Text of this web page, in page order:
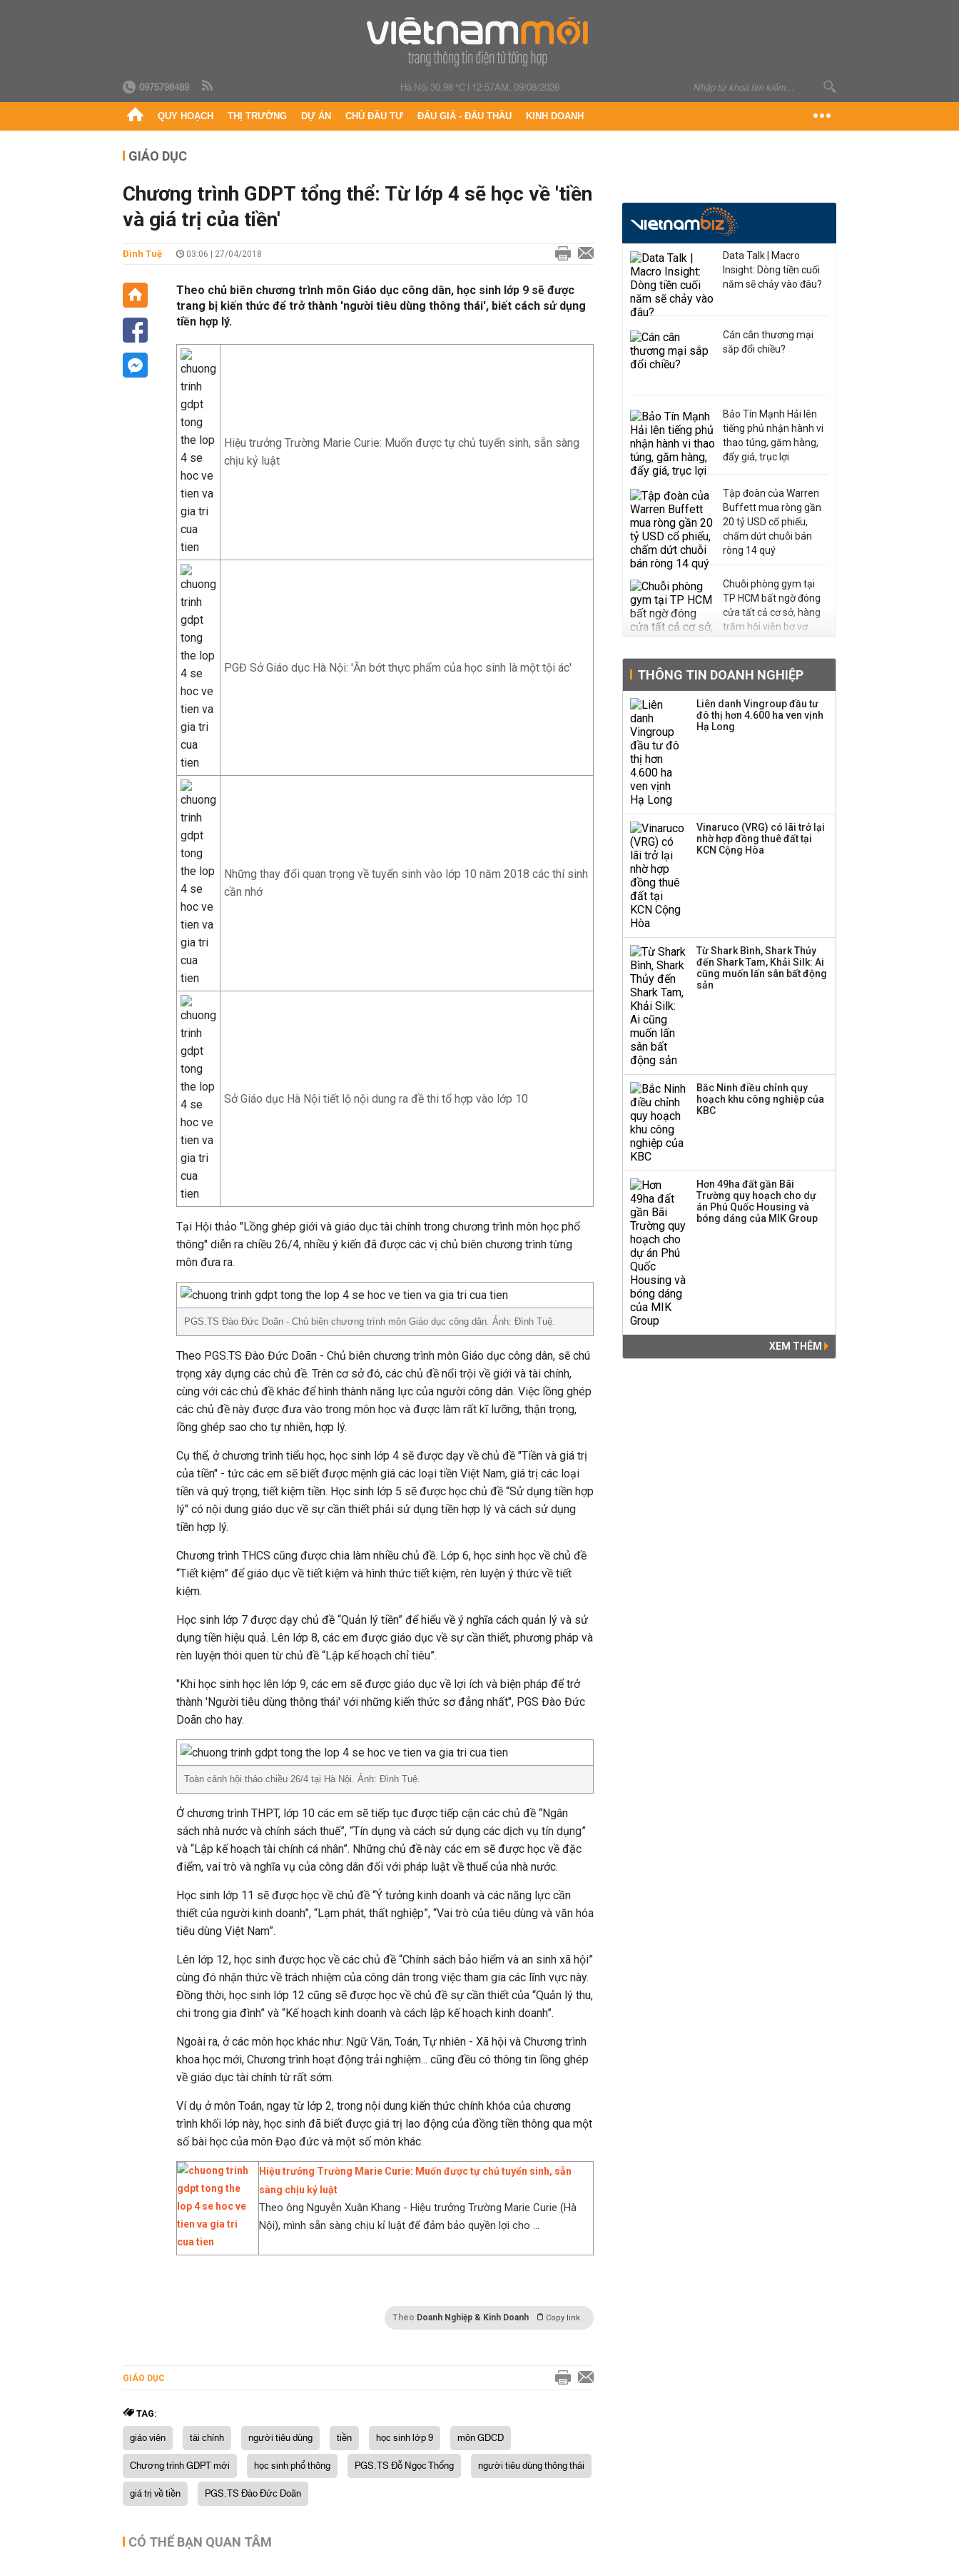
0975798489 Hà Nội 30.98 °C| 12:57AM, 09/08/2026
QUY HOẠCH THỊ TRƯỜNG DỰ ÁN CHỦ ĐẦU TƯ ĐẤU GIÁ - ĐẤU THẦU KINH DOANH
GIÁO DỤC
Chương trình GDPT tổng thể: Từ lớp 4 sẽ học về 'tiền
và giá trị của tiền'
Đình Tuệ 03:06 | 27/04/2018
Theo chủ biên chương trình môn Giáo dục công dân, học sinh lớp 9 sẽ được
trang bị kiến thức để trở thành 'người tiêu dùng thông thái', biết cách sử dụng
tiền hợp lý.
Hiệu trưởng Trường Marie Curie: Muốn được tự chủ tuyển sinh, sẵn sàng
chịu kỷ luật
PGĐ Sở Giáo dục Hà Nội: 'Ăn bớt thực phẩm của học sinh là một tội ác'
Những thay đổi quan trọng về tuyển sinh vào lớp 10 năm 2018 các thí sinh
cần nhớ
Sở Giáo dục Hà Nội tiết lộ nội dung ra đề thi tổ hợp vào lớp 10
Tại Hội thảo "Lồng ghép giới và giáo dục tài chính trong chương trình môn học phổ
thông" diễn ra chiều 26/4, nhiều ý kiến đã được các vị chủ biên chương trình từng
môn đưa ra.
PGS.TS Đào Đức Doãn - Chủ biên chương trình môn Giáo dục công dân. Ảnh: Đình Tuệ.
Theo PGS.TS Đào Đức Doãn - Chủ biên chương trình môn Giáo dục công dân, sẽ chú
trọng xây dựng các chủ đề. Trên cơ sở đó, các chủ đề nổi trội về giới và tài chính,
cùng với các chủ đề khác để hình thành năng lực của người công dân. Việc lồng ghép
các chủ đề này được đưa vào trong môn học và được làm rất kĩ lưỡng, thận trọng,
lồng ghép sao cho tự nhiên, hợp lý.
Cụ thể, ở chương trình tiểu học, học sinh lớp 4 sẽ được dạy về chủ đề "Tiền và giá trị
của tiền" - tức các em sẽ biết được mệnh giá các loại tiền Việt Nam, giá trị các loại
tiền và quý trọng, tiết kiệm tiền. Học sinh lớp 5 sẽ được học chủ đề “Sử dụng tiền hợp
lý" có nội dung giáo dục về sự cần thiết phải sử dụng tiền hợp lý và cách sử dụng
tiền hợp lý.
Chương trình THCS cũng được chia làm nhiều chủ đề. Lớp 6, học sinh học về chủ đề
“Tiết kiệm” để giáo dục về tiết kiệm và hình thức tiết kiệm, rèn luyện ý thức về tiết
kiệm.
Học sinh lớp 7 được dạy chủ đề “Quản lý tiền” để hiểu về ý nghĩa cách quản lý và sử
dụng tiền hiệu quả. Lên lớp 8, các em được giáo dục về sự cần thiết, phương pháp và
rèn luyện thói quen từ chủ đề “Lập kế hoạch chỉ tiêu”.
"Khi học sinh học lên lớp 9, các em sẽ được giáo dục về lợi ích và biện pháp để trở
thành 'Người tiêu dùng thông thái' với những kiến thức sơ đẳng nhất", PGS Đào Đức
Doãn cho hay.
Toàn cảnh hội thảo chiều 26/4 tại Hà Nội. Ảnh: Đình Tuệ.
Ở chương trình THPT, lớp 10 các em sẽ tiếp tục được tiếp cận các chủ đề “Ngân
sách nhà nước và chính sách thuế”, “Tín dụng và cách sử dụng các dịch vụ tín dụng”
và “Lập kế hoạch tài chính cá nhân”. Những chủ đề này các em sẽ được học về đặc
điểm, vai trò và nghĩa vụ của công dân đối với pháp luật về thuế của nhà nước.
Học sinh lớp 11 sẽ được học về chủ đề “Ý tưởng kinh doanh và các năng lực cần
thiết của người kinh doanh”, “Lạm phát, thất nghiệp”, “Vai trò của tiêu dùng và văn hóa
tiêu dùng Việt Nam”.
Lên lớp 12, học sinh được học về các chủ đề “Chính sách bảo hiểm và an sinh xã hội”
cùng đó nhận thức về trách nhiệm của công dân trong việc tham gia các lĩnh vực này.
Đồng thời, học sinh lớp 12 cũng sẽ được học về chủ đề sự cần thiết của “Quản lý thu,
chi trong gia đình” và “Kế hoạch kinh doanh và cách lập kế hoạch kinh doanh”.
Ngoài ra, ở các môn học khác như: Ngữ Văn, Toán, Tự nhiên - Xã hội và Chương trình
khoa học mới, Chương trình hoạt động trải nghiệm... cũng đều có thông tin lồng ghép
về giáo dục tài chính từ rất sớm.
Ví dụ ở môn Toán, ngay từ lớp 2, trong nội dung kiến thức chính khóa của chương
trình khối lớp này, học sinh đã biết được giá trị lao động của đồng tiền thông qua một
số bài học của môn Đạo đức và một số môn khác.
Hiệu trưởng Trường Marie Curie: Muốn được tự chủ tuyển sinh, sẵn
sàng chịu kỷ luật
Theo ông Nguyễn Xuân Khang - Hiệu trưởng Trường Marie Curie (Hà
Nội), mình sẵn sàng chịu kỉ luật để đảm bảo quyền lợi cho ...
Theo Doanh Nghiệp & Kinh Doanh Copy link
GIÁO DỤC
TAG:
giáo viên tài chính người tiêu dùng tiền học sinh lớp 9
môn GDCD
Chương trình GDPT mới
học sinh phổ thông PGS.TS Đỗ Ngọc Thống
người tiêu dùng thông thái
giá trị về tiền
PGS.TS Đào Đức Doãn
CÓ THỂ BẠN QUAN TÂM
Data Talk | Macro
Insight: Dòng tiền cuối
năm sẽ chảy vào đâu?
Cán cân thương mại
sắp đổi chiều?
Bảo Tín Mạnh Hải lên
tiếng phủ nhận hành vi
thao túng, găm hàng,
đẩy giá, trục lợi
Tập đoàn của Warren
Buffett mua ròng gần
20 tỷ USD cổ phiếu,
chấm dứt chuỗi bán
ròng 14 quý
Chuỗi phòng gym tại
TP HCM bất ngờ đóng
cửa tất cả cơ sở, hàng
trăm hội viên bơ vơ
tiếng đứng sau tiệm
vàng Mi Hồng: Từ phụ
xe, sửa đồ điện tử cũ
đến gây dựng thương
hiệu hơn 35 năm tuổi
PNJ công bố thông tin
quyền tùy ý áp thuế
100% lên những đối tác
thương mại hàng đầu?
THÔNG TIN DOANH NGHIỆP
Liên danh Vingroup đầu tư
đô thị hơn 4.600 ha ven vịnh
Hạ Long
Vinaruco (VRG) có lãi trở lại
nhờ hợp đồng thuê đất tại
KCN Cộng Hòa
Từ Shark Bình, Shark Thủy
đến Shark Tam, Khải Silk: Ai
cũng muốn lấn sân bất động
sản
Bắc Ninh điều chỉnh quy
hoạch khu công nghiệp của
KBC
Hơn 49ha đất gần Bãi
Trường quy hoạch cho dự
án Phú Quốc Housing và
bóng dáng của MIK Group
XEM THÊM